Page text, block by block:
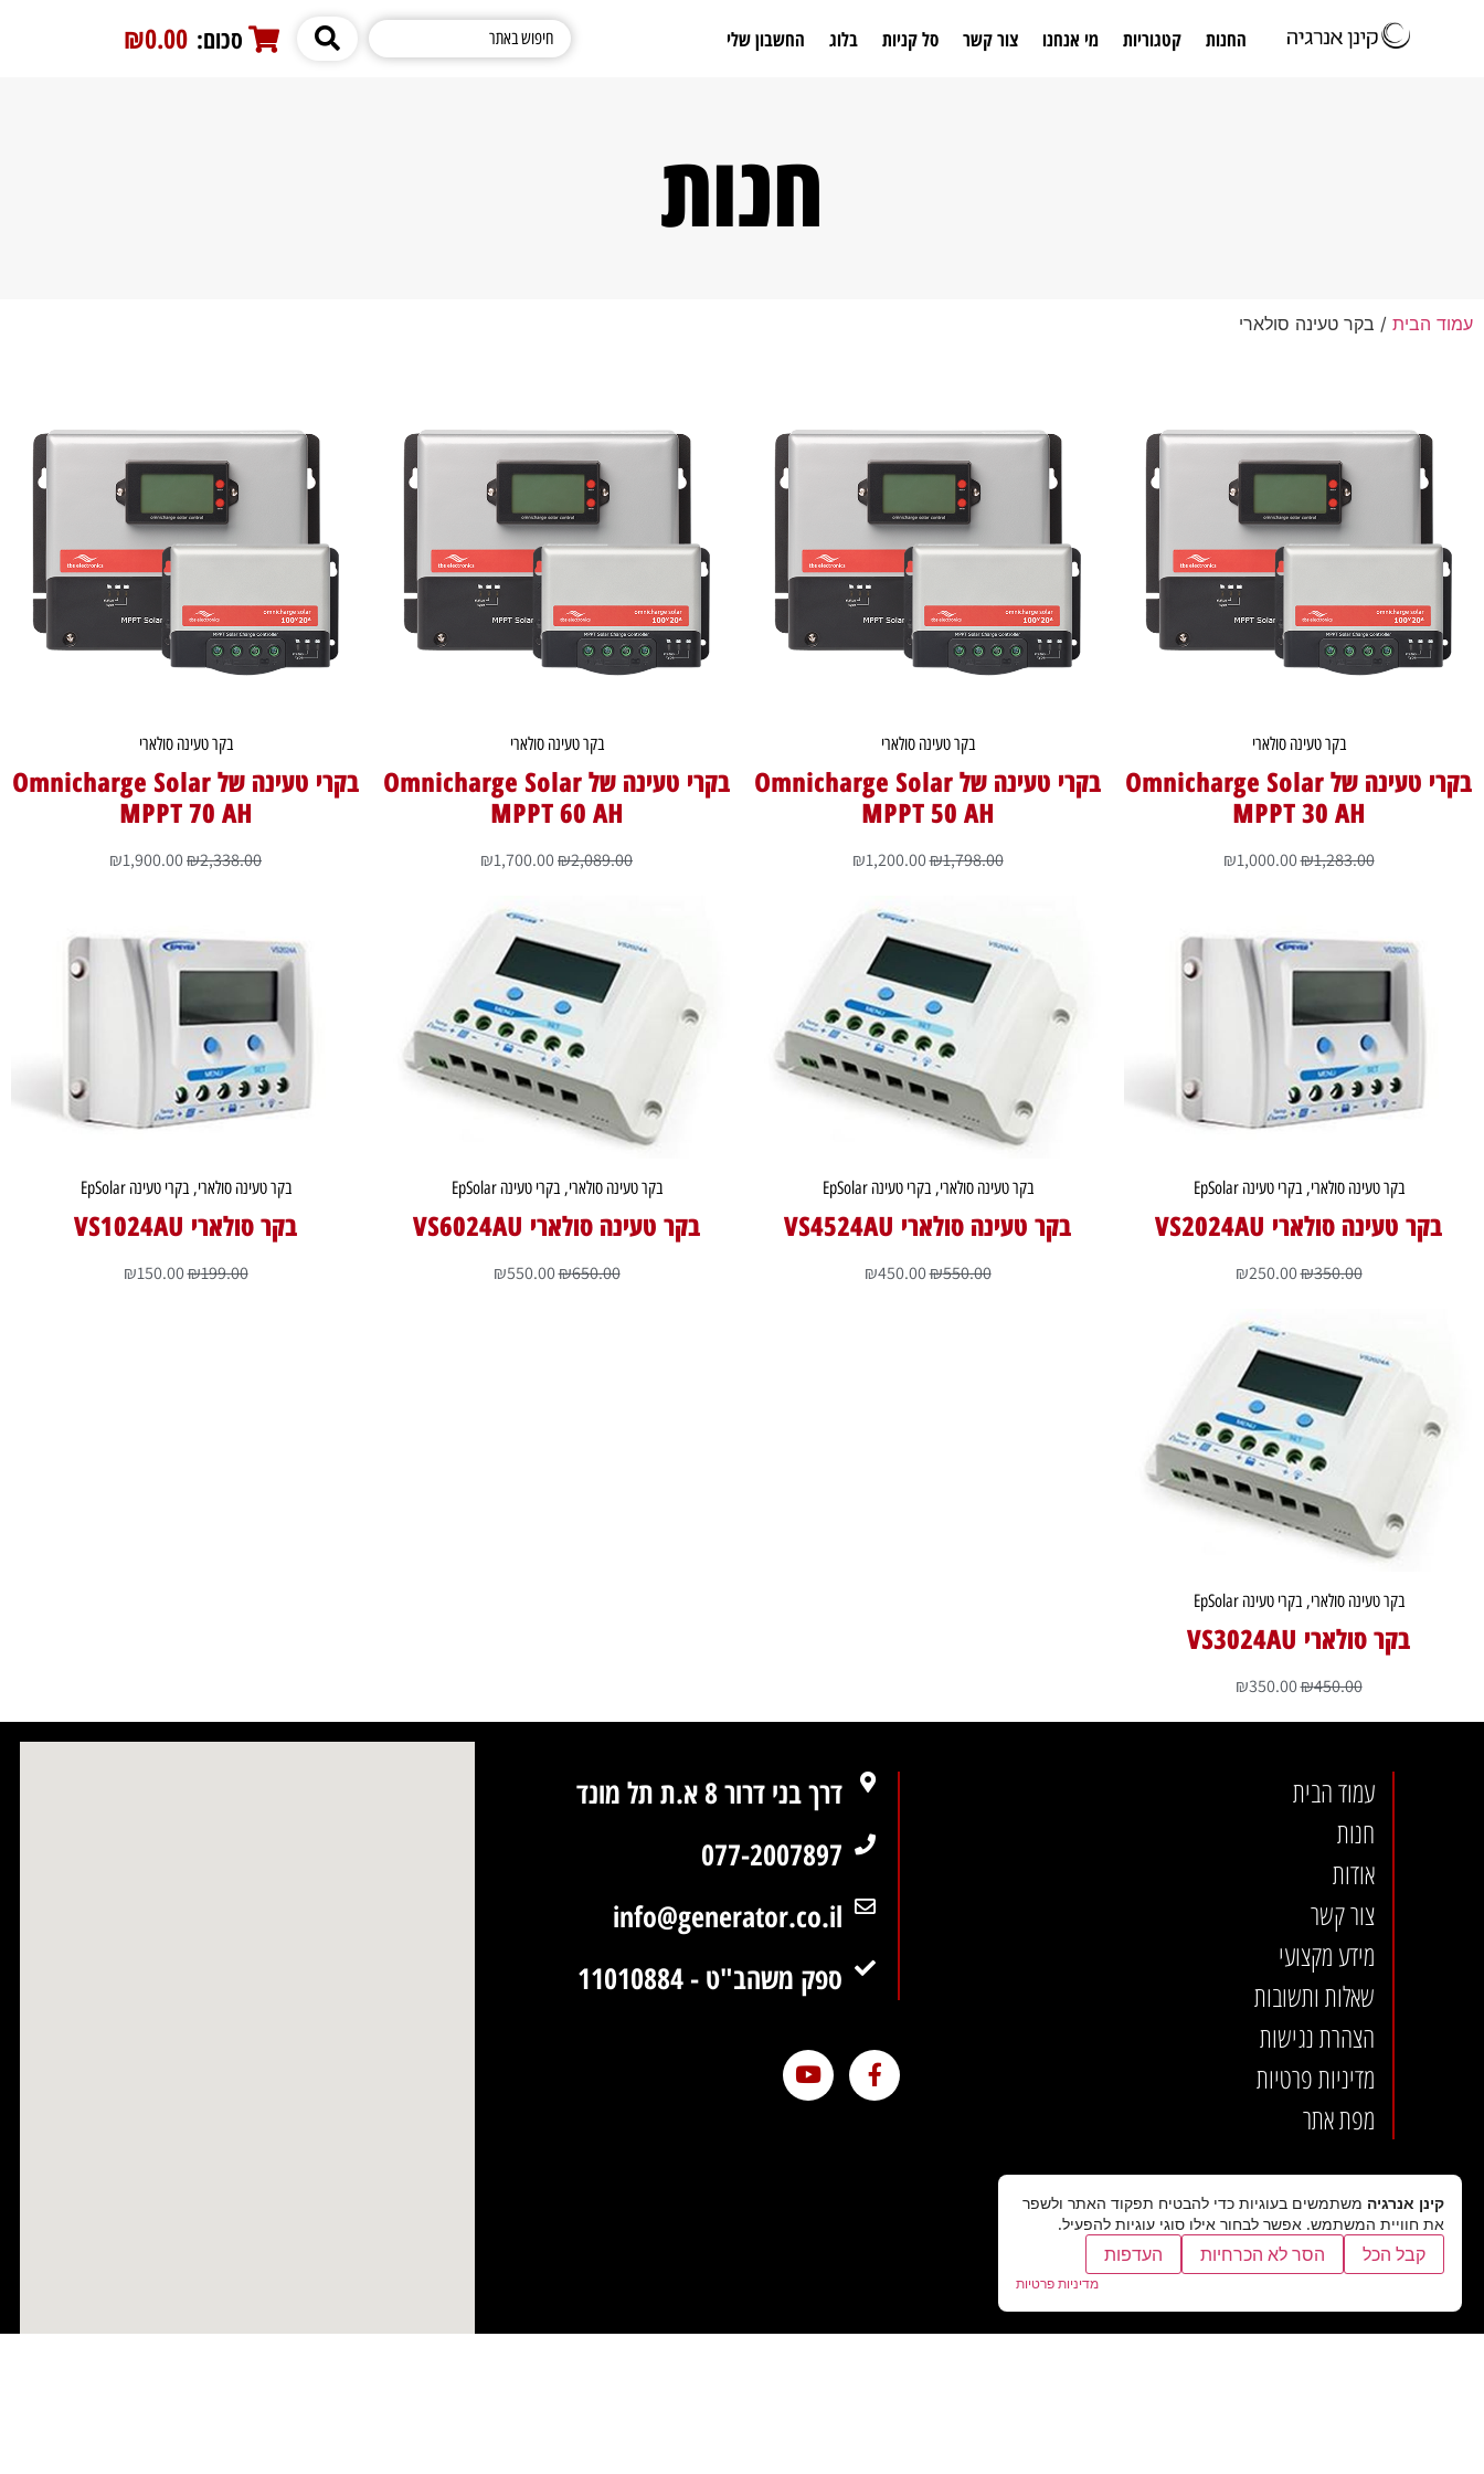
החנות קטגוריות מי אנחנו צור קשר סל קניות בלוג החשבון שלי סכום: 0
₪0.00
חנות
עמוד הבית / בקר טעינה סולארי
בקר טעינה סולארי
בקרי טעינה של Omnicharge Solar
MPPT 30 AH
₪1,283.00
₪1,000.00
בקר טעינה סולארי
בקרי טעינה של Omnicharge Solar
MPPT 50 AH
₪1,798.00
₪1,200.00
בקר טעינה סולארי
בקרי טעינה של Omnicharge Solar
MPPT 60 AH
₪2,089.00
₪1,700.00
בקר טעינה סולארי
בקרי טעינה של Omnicharge Solar
MPPT 70 AH
₪2,338.00
₪1,900.00
בקר טעינה סולארי,בקרי טעינה EpSolar
בקר טעינה סולארי VS2024AU
₪350.00
₪250.00
בקר טעינה סולארי,בקרי טעינה EpSolar
בקר טעינה סולארי VS4524AU
₪550.00
₪450.00
בקר טעינה סולארי,בקרי טעינה EpSolar
בקר טעינה סולארי VS6024AU
₪650.00
₪550.00
בקר טעינה סולארי,בקרי טעינה EpSolar
בקר סולארי VS1024AU
₪199.00
₪150.00
בקר טעינה סולארי,בקרי טעינה EpSolar
בקר סולארי VS3024AU
₪450.00
₪350.00
עמוד הבית
חנות
אודות
צור קשר
מידע מקצועי
שאלות ותשובות
הצהרת נגישות
מדיניות פרטיות
מפת אתר
דרך בני דרור 8 א.ת תל מונד
077-2007897
info@generator.co.il
ספק משהב"ט - 11010884
קינן אנרגיה משתמשים בעוגיות כדי להבטיח תפקוד האתר ולשפר
את חוויית המשתמש. אפשר לבחור אילו סוגי עוגיות להפעיל.
קבל הכל הסר לא הכרחיות העדפות
מדיניות פרטיות